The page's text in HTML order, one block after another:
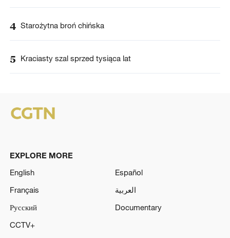
4 Starożytna broń chińska
5 Kraciasty szal sprzed tysiąca lat
EXPLORE MORE
English
Español
Français
العربية
Русский
Documentary
CCTV+